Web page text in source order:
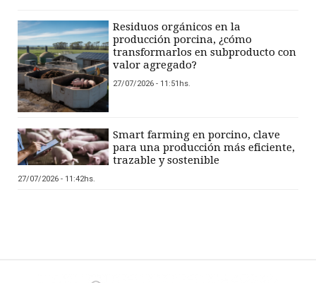
Residuos orgánicos en la
producción porcina, ¿cómo
transformarlos en subproducto con
valor agregado?
27/07/2026 - 11:51hs.
Smart farming en porcino, clave
para una producción más eficiente,
trazable y sostenible
27/07/2026 - 11:42hs.